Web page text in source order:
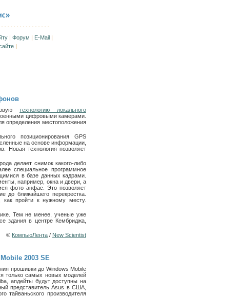
| Форум | E-Mail |
|
технологию локального
цифровыми камерами.
определения местоположения
позиционирования GPS
на основе информации,
Новая технология позволяет
делает снимок какого-либо
специальное программное
в базе данных кадрами.
например, окна и двери, а
фото анфас. Это позволяет
до ближайшего перекрестка.
как пройти к нужному месту.
Тем не менее, ученые уже
здания в центре Кембриджа,
© КомпьюЛента / New Scientist
2003 SE
прошивки до Windows Mobile
только самых новых моделей
апдейты будут доступны на
представитель Asus в США,
тайваньского производителя